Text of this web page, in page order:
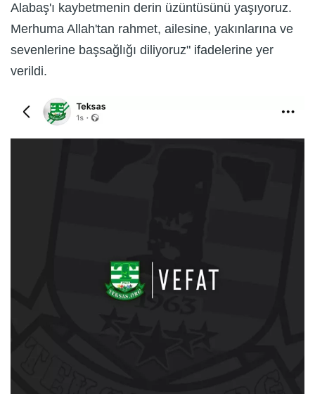
Alabaş'ı kaybetmenin derin üzüntüsünü yaşıyoruz.
Merhuma Allah'tan rahmet, ailesine, yakınlarına ve
sevenlerine başsağlığı diliyoruz" ifadelerine yer
verildi.